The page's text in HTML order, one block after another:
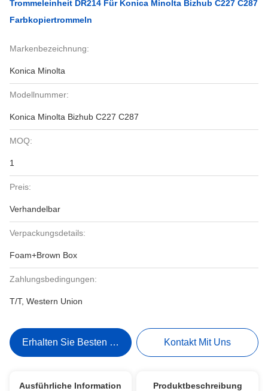
Trommeleinheit DR214 Für Konica Minolta Bizhub C227 C287
Farbkopiertrommeln
Markenbezeichnung:
Konica Minolta
Modellnummer:
Konica Minolta Bizhub C227 C287
MOQ:
1
Preis:
Verhandelbar
Verpackungsdetails:
Foam+Brown Box
Zahlungsbedingungen:
T/T, Western Union
Erhalten Sie Besten Preis Kontakt Mit Uns
Ausführliche Information Produktbeschreibung